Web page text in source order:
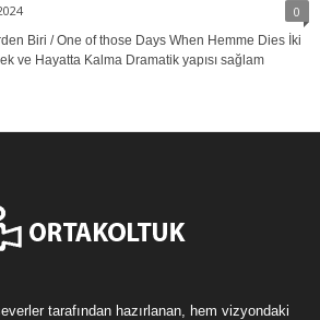
0
Biri / One of those Days When Hemme Dies İki
ve Hayatta Kalma Dramatik yapısı sağlam
tarafından hazırlanan, hem vizyondaki